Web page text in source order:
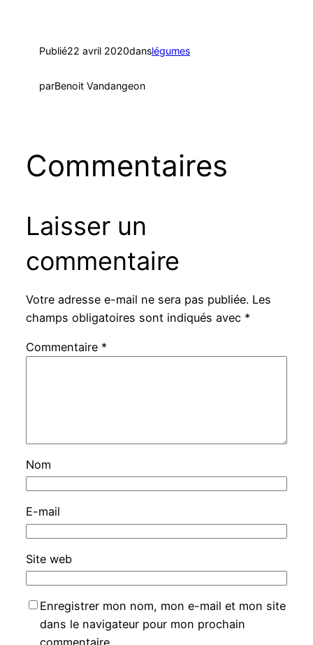
Publié22 avril 2020danslégumes
parBenoit Vandangeon
Commentaires
Laisser un
commentaire
Votre adresse e-mail ne sera pas publiée. Les
champs obligatoires sont indiqués avec *
Commentaire *
Nom
E-mail
Site web
Enregistrer mon nom, mon e-mail et mon site
dans le navigateur pour mon prochain